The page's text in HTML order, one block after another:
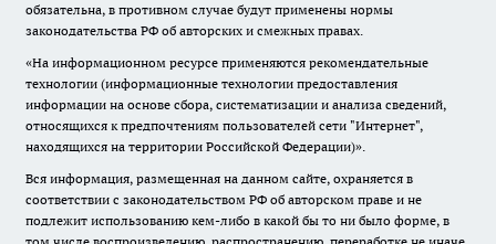
обязательна, в противном случае будут применены нормы
законодательства РФ об авторских и смежных правах.
«На информационном ресурсе применяются рекомендательные
технологии (информационные технологии предоставления
информации на основе сбора, систематизации и анализа сведений,
относящихся к предпочтениям пользователей сети "Интернет",
находящихся на территории Российской Федерации)».
Вся информация, размещенная на данном сайте, охраняется в
соответствии с законодательством РФ об авторском праве и не
подлежит использованию кем-либо в какой бы то ни было форме, в